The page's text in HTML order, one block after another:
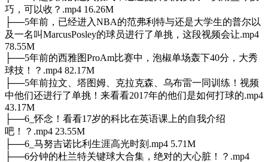
巧，可以收？.mp4 16.26M
├──5年前，已经进入NBA的范弗利特与还是大学生的普尔以
及一名叫MarcusPosley的球员进行了单挑，这段视频会让.mp4
78.55M
├──5年前的西雅图ProAm比赛中，泡椒单场轰下40分，大秀
球技！？.mp4 82.17M
├──5年前拉文、塔图姆、克拉克森、乌布雷一同训练！视频
中他们还进行了单挑！来看看2017年的他们是如何打球的.mp4
43.17M
├──6_怀念！看看17岁的科比在英语课上的自我介绍
吧！？.mp4 23.55M
├──6_马努吉诺比利生涯高光时刻.mp4 5.71M
├──6分钟的杜兰特关键球大合集，绝对的大心脏！？.mp4